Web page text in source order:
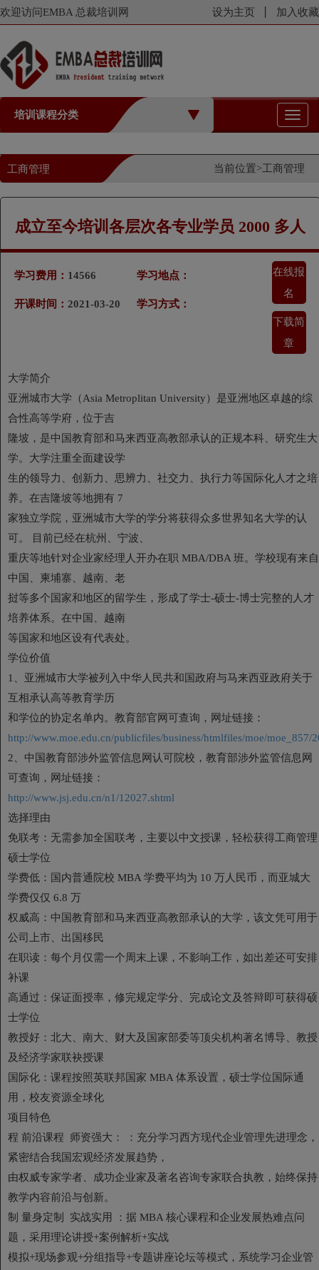
欢迎访问EMBA 总裁培训网 设为主页 加入收藏
培训课程分类
切
换
航
工商管理 当前位置>工商管理
成立至今培训各层次各专业学员 2000 多人
学习费用： 14566
开课时间： 2021-03-20
学习地点：
学习方式：
在线报
名
下载简
章
大学简介
亚洲城市大学（Asia Metroplitan University）是亚洲地区卓越的综
合性高等学府，位于吉
隆坡，是中国教育部和马来西亚高教部承认的正规本科、研究生大
学。大学注重全面建设学
生的领导力、创新力、思辨力、社交力、执行力等国际化人才之培
养。在吉隆坡等地拥有 7
家独立学院，亚洲城市大学的学分将获得众多世界知名大学的认
可。 目前已经在杭州、宁波、
重庆等地针对企业家经理人开办在职 MBA/DBA 班。学校现有来自
中国、柬埔寨、越南、老
挝等多个国家和地区的留学生，形成了学士-硕士-博士完整的人才
培养体系。在中国、越南
等国家和地区设有代表处。
学位价值
1、亚洲城市大学被列入中华人民共和国政府与马来西亚政府关于
互相承认高等教育学历
和学位的协定名单内。教育部官网可查询，网址链接：
http://www.moe.edu.cn/publicfiles/business/htmlfiles/moe/moe_857/
2、中国教育部涉外监管信息网认可院校，教育部涉外监管信息网
可查询，网址链接：
http://www.jsj.edu.cn/n1/12027.shtml
选择理由
免联考：无需参加全国联考，主要以中文授课，轻松获得工商管理
硕士学位
学费低：国内普通院校 MBA 学费平均为 10 万人民币，而亚城大
学费仅仅 6.8 万
权威高：中国教育部和马来西亚高教部承认的大学，该文凭可用于
公司上市、出国移民
在职读：每个月仅需一个周末上课，不影响工作，如出差还可安排
补课
高通过：保证面授率，修完规定学分、完成论文及答辩即可获得硕
士学位
教授好：北大、南大、财大及国家部委等顶尖机构著名博导、教授
及经济学家联袂授课
国际化：课程按照英联邦国家 MBA 体系设置，硕士学位国际通
用，校友资源全球化
项目特色
程 前沿课程 师资强大： ：充分学习西方现代企业管理先进理念，
紧密结合我国宏观经济发展趋势，
由权威专家学者、成功企业家及著名咨询专家联合执教，始终保持
教学内容前沿与创新。
制 量身定制 实战实用 ：据 MBA 核心课程和企业发展热难点问
题，采用理论讲授+案例解析+实战
模拟+现场参观+分组指导+专题讲座论坛等模式，系统学习企业管